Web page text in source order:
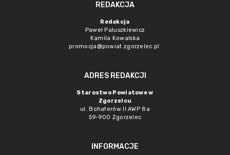
REDAKCJA
Redakcja
Paweł Paluszkiewicz
Kamila Kowalska
promocja@powiat.zgorzelec.pl
ADRES REDAKCJI
Starostwo Powiatowe w
Zgorzelcu
ul. Bohaterów II AWP 8a
59-900 Zgorzelec
INFORMACJE